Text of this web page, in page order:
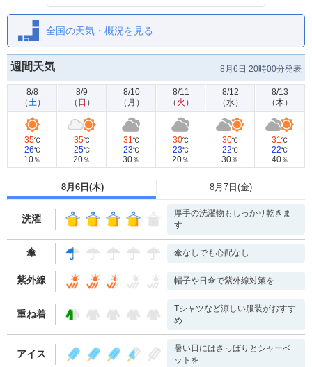
江東区
品川区
大田区 世田谷区
全国の天気・概況を見る
週間天気 8月6日 20時00分発表
8/8
（土）
8/9
（ 日 ）
8/10
（ 月 ）
8/11
（ 火 ）
8/12
（水）
8/13
（木）
35℃
26℃
10％
35℃
25℃
20％
31℃
23℃
30％
30℃
23℃
20％
30℃
22℃
30％
31℃
22℃
40％
8月6日(木) 8月7日(金)
洗濯
厚手の洗濯物もしっかり乾きま
す
傘 傘なしでも心配なし
紫外線 帽子や日傘で紫外線対策を
重ね着
Tシャツなど涼しい服装がおすす
め
アイス
暑い日にはさっぱりとシャーベ
ットを